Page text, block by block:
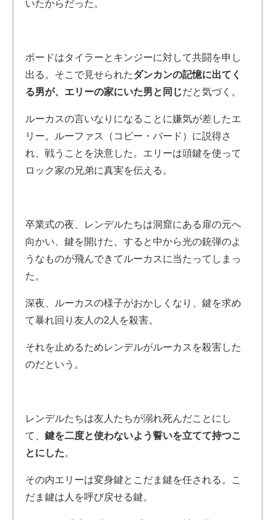
いたからだった。
ボードはタイラーとキンジーに対して共闘を申し
出る。そこで見せられたダンカンの記憶に出てく
る男が、エリーの家にいた男と同じだと気づく。
ルーカスの言いなりになることに嫌気が差したエ
リー。
ルーファス（コビー・バード）に説得さ
れ、戦うことを決意した。エリーは頭鍵を使って
ロック家の兄弟に真実を伝える。
卒業式の夜、レンデルたちは洞窟にある扉の元へ
向かい、鍵を開けた。すると中から光の銃弾のよ
うなものが飛んできてルーカスに当たってしまっ
た。
深夜、ルーカスの様子がおかしくなり、鍵を求め
て暴れ回り友人の2人を殺害。
それを止めるためレンデルがルーカスを殺害した
のだという。
レンデルたちは友人たちが溺れ死んだことにし
て、鍵を二度と使わないよう誓いを立てて持つこ
とにした
その内エリーは変身鍵とこだま鍵を任される。こ
だま鍵は人を呼び戻せる鍵。